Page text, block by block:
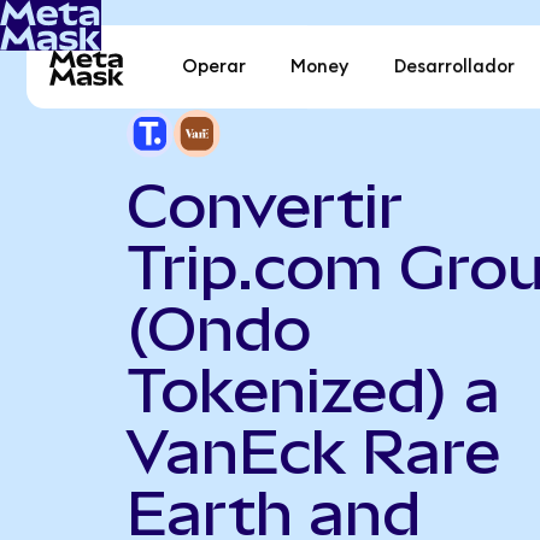
Operar Money Desarrollador
Convertir
Trip.com
(Ondo
Tokenized) a
VanEck Rare
Earth and